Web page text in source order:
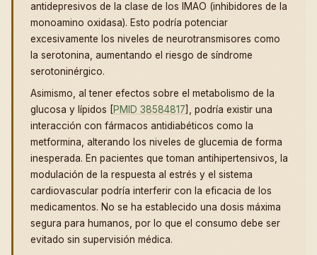
antidepresivos de la clase de los IMAO (inhibidores de la
monoamino oxidasa). Esto podría potenciar
excesivamente los niveles de neurotransmisores como
la serotonina, aumentando el riesgo de síndrome
serotoninérgico.
Asimismo, al tener efectos sobre el metabolismo de la
glucosa y lípidos [PMID 38584817], podría existir una
interacción con fármacos antidiabéticos como la
metformina, alterando los niveles de glucemia de forma
inesperada. En pacientes que toman antihipertensivos, la
modulación de la respuesta al estrés y el sistema
cardiovascular podría interferir con la eficacia de los
medicamentos. No se ha establecido una dosis máxima
segura para humanos, por lo que el consumo debe ser
evitado sin supervisión médica.